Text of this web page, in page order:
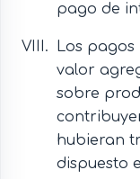
pago de
Los
valor
sobre
hubieran
dispuesto